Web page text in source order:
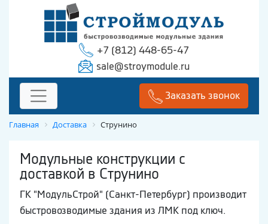
+7 (812) 448-65-47
sale@stroymodule.ru
Заказать звонок
Главная Доставка Струнино
Модульные конструкции с
доставкой в Струнино
ГК "МодульСтрой" (Санкт-Петербург) производит
быстровозводимые здания из ЛМК под ключ.